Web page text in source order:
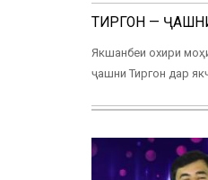
ТИРГОН —
Якшанбеи охири
ҷашни Тиргон дар